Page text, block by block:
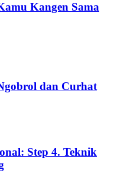
Kangen Sama
dan Curhat
Step 4. Teknik